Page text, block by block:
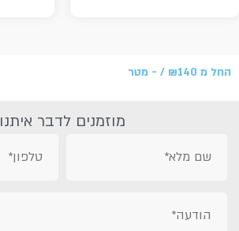
החל מ ₪140 /‏‏‎ ‎- מטר
מוזמנים לדבר איתנו